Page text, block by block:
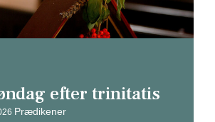
efter trinitatis
Prædikener